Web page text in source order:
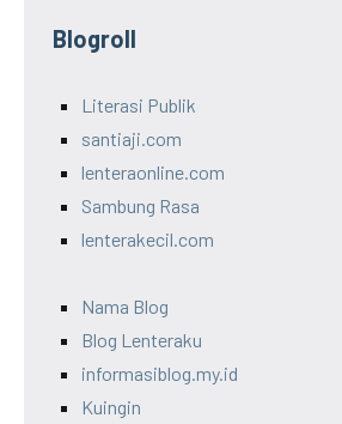
Blogroll
Literasi Publik
santiaji.com
lenteraonline.com
Sambung Rasa
lenterakecil.com
Nama Blog
Blog Lenteraku
informasiblog.my.id
Kuingin